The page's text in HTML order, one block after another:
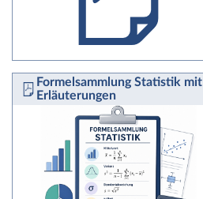
Formelsammlung Statistik mit
Erläuterungen